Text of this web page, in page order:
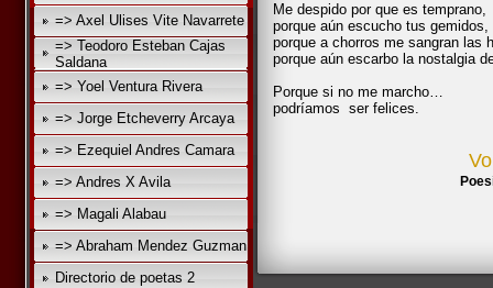
=> Axel Ulises Vite Navarrete
=> Teodoro Esteban Cajas
Saldana
=> Yoel Ventura Rivera
=> Jorge Etcheverry Arcaya
=> Ezequiel Andres Camara
=> Andres X Avila
=> Magali Alabau
=> Abraham Mendez Guzman
Directorio de poetas 2
Me despido por que es temprano,
porque aún escucho tus gemidos,
porque a chorros me sangran las
porque aún escarbo la nostalgia
Porque si no me marcho…
podríamos ser felices.